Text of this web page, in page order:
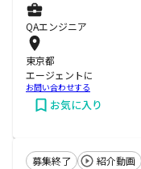
QAエンジニア
東京都
エージェントに
お問い合わせする
お気に入り
募集終了
紹介動画